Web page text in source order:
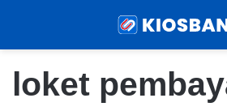
loket